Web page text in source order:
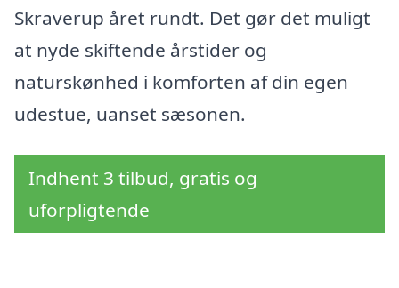
Skraverup året rundt. Det gør det muligt
at nyde skiftende årstider og
naturskønhed i komforten af din egen
udestue, uanset sæsonen.
Indhent 3 tilbud, gratis og
uforpligtende